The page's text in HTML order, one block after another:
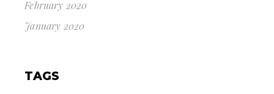
February 2020
January 2020
TAGS